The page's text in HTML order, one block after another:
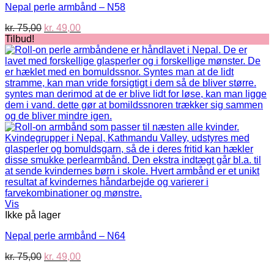
Nepal perle armbånd – N58
kr.75,00 Den
pris
var:
kr. 75,00.
kr. 49,00Den
pris
er:
kr. 49,00.
Tilbud!
Vis
Ikke på lager
Nepal perle armbånd – N64
kr.75,00 Den
kr. 49,00Den